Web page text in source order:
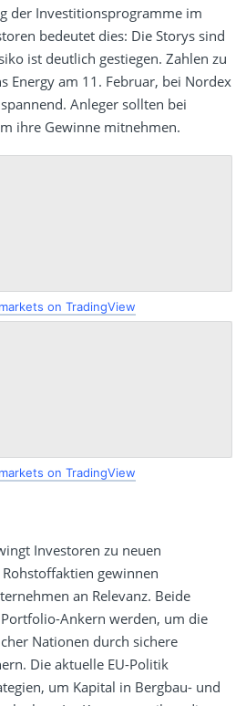
der Investitionsprogramme im
bedeutet dies: Die Storys sind
ist deutlich gestiegen. Zahlen zu
Energy am 11. Februar, bei Nordex
Anleger sollten bei
ihre Gewinne mitnehmen.
on TradingView
on TradingView
Investoren zu neuen
gewinnen
an Relevanz. Beide
Ankern werden, um die
Nationen durch sichere
Die aktuelle EU-Politik
um Kapital in Bergbau- und